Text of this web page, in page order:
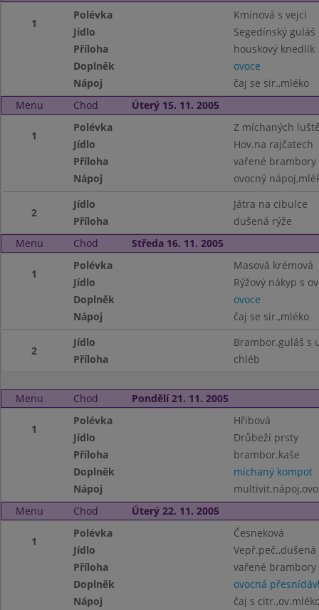
1
Polévka
Kmínová s vejci
Jídlo
Segedínský guláš
Příloha
houskový knedlík
Doplněk
ovoce
Nápoj
čaj se sir.,mléko
Menu
Chod Úterý 15. 11. 2005
1
Polévka
Z míchaných
Jídlo
Hov.na rajčatech
Příloha
vařené brambory
Nápoj
ovocný
2
Jídlo
Játra na cibulce
Příloha
dušená rýže
Menu
Chod Středa 16. 11. 2005
1
Polévka
Masová krémová
Jídlo
Rýžový nákyp s
Doplněk
ovoce
Nápoj
čaj se sir.,mléko
2
Jídlo
Brambor.guláš s
Příloha
chléb
Menu Chod Pondělí 21. 11. 2005
1
Polévka
Hřibová
Jídlo
Drůbeží prsty
Příloha
brambor.kaše
Doplněk
míchaný kompot
Nápoj
Menu
Chod Úterý 22. 11. 2005
1
Polévka
Česneková
Jídlo
Příloha
vařené brambory
Doplněk
ovocná
Nápoj
čaj s